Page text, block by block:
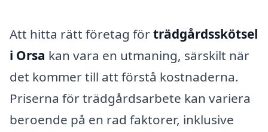
Att hitta rätt företag förträdgårdsskötsel
i Orsa kan vara en utmaning, särskilt när
det kommer till att förstå kostnaderna.
Priserna för trädgårdsarbete kan variera
beroende på en rad faktorer, inklusive